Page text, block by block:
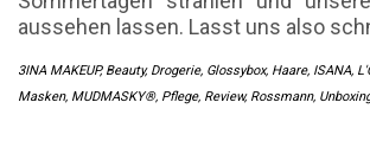
aussehen lassen. Lasst uns also
3INA MAKEUP, Beauty, Drogerie, Glossybox, Haare, ISANA,
Masken, MUDMASKY®, Pflege, Review, Rossmann,